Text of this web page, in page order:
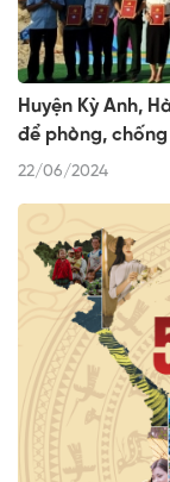
Huyện Kỳ Anh,
để phòng,
22/06/2024